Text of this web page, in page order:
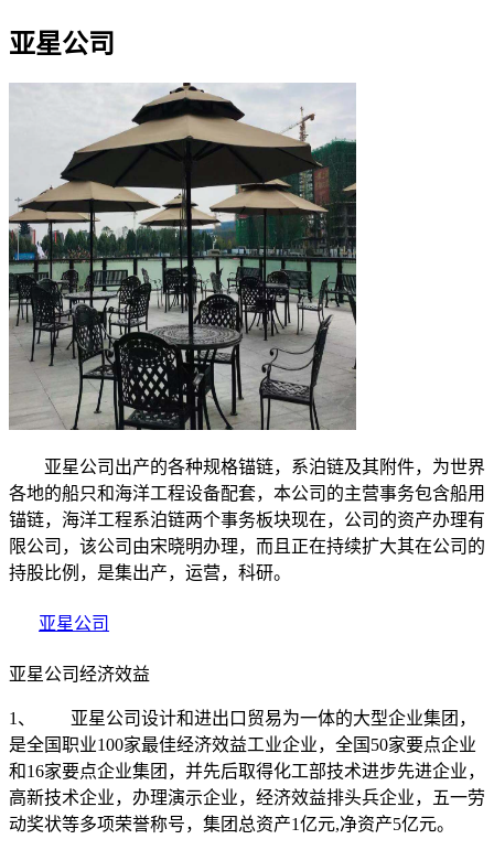
亚星公司
亚星公司出产的各种规格锚链，系泊链及其附件，为世界
各地的船只和海洋工程设备配套，本公司的主营事务包含船用
锚链，海洋工程系泊链两个事务板块现在，公司的资产办理有
限公司，该公司由宋晓明办理，而且正在持续扩大其在公司的
持股比例，是集出产，运营，科研。
亚星公司
亚星公司经济效益
1、 亚星公司设计和进出口贸易为一体的大型企业集团，
是全国职业100家最佳经济效益工业企业，全国50家要点企业
和16家要点企业集团，并先后取得化工部技术进步先进企业，
高新技术企业，办理演示企业，经济效益排头兵企业，五一劳
动奖状等多项荣誉称号，集团总资产1亿元,净资产5亿元。